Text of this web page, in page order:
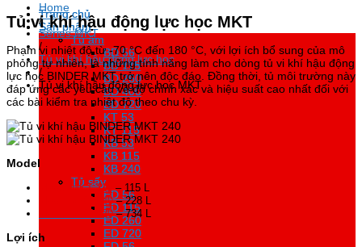
Trang chủ
Sản phẩm
Tủ ấm
BD 56
BD 115
BD 260
BD 400
BD 720
KT 53
KT 115
KB 53
KB 115
KB 240
Tủ sấy
ED 56
ED 115
ED 260
ED 720
Trang chủ
Sản phẩm
Tủ ấm
BD 56
BD 115
BD 260
BD 400
BD 720
KT 53
KT 115
KB 53
KB 115
KB 240
Tủ sấy
ED 56
ED 115
ED 260
ED 720
Home
/
Series MKT
/
Tủ vi khí hậu động lực học
/
Tủ vi khí hậu động lực học MKT
Tủ vi khí hậu động lực học MKT
Phạm vi nhiệt độ từ -70 °C đến 180 °C, với lợi ích bổ sung của mô
phỏng tự nhiên, là những tính năng làm cho dòng tủ vi khí hậu động
lực học BINDER MKT trở nên độc đáo. Đồng thời, tủ môi trường này
đáp ứng các yêu cầu về độ chính xác và hiệu suất cao nhất đối với
các bài kiểm tra nhiệt độ theo chu kỳ.
Model
Model MKT 115– 115 L
Model MKT 240– 228 L
Model MKT 720– 734 L
Lợi ích